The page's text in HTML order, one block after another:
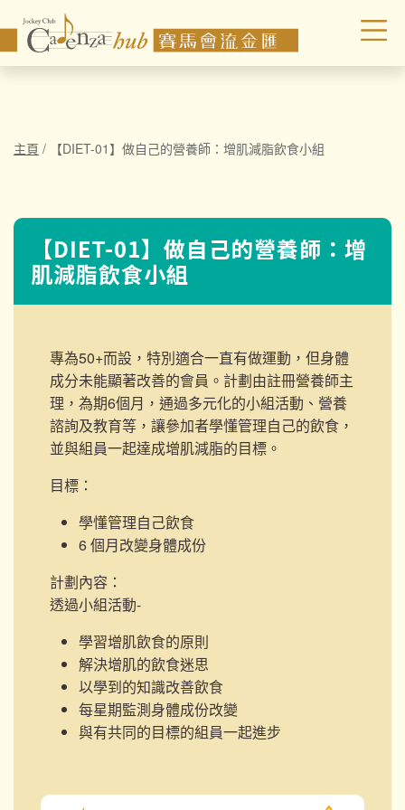
主頁 / 【DIET-01】做自己的營養師：增肌減脂飲食小組
【DIET-01】做自己的營養師：增
肌減脂飲食小組
專為50+而設，特別適合一直有做運動，但身體
成分未能顯著改善的會員。 計劃由註冊營養師主
理，為期6個月，通過多元化的小組活動、營養
諮詢及教育等，讓參加者學懂管理自己的飲食，
並與組員一起達成增肌減脂的目標。
目標：
學懂管理自己飲食
6 個月改變身體成份
計劃內容：
透過小組活動-
學習增肌飲食的原則
解決增肌的飲食迷思
以學到的知識改善飲食
每星期監測身體成份改變
與有共同的目標的組員一起進步